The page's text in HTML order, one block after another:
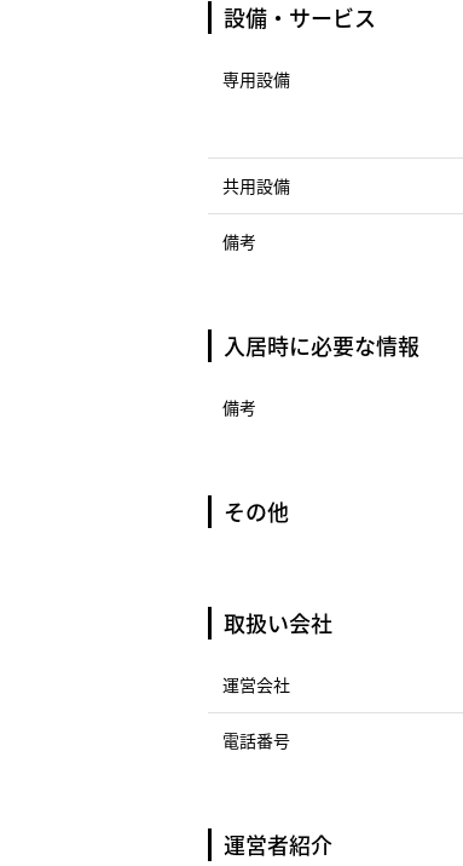
設備・サービス
専用設備
共用設備
備考
入居時に必要な情報
備考
その他
取扱い会社
運営会社
電話番号
運営者紹介